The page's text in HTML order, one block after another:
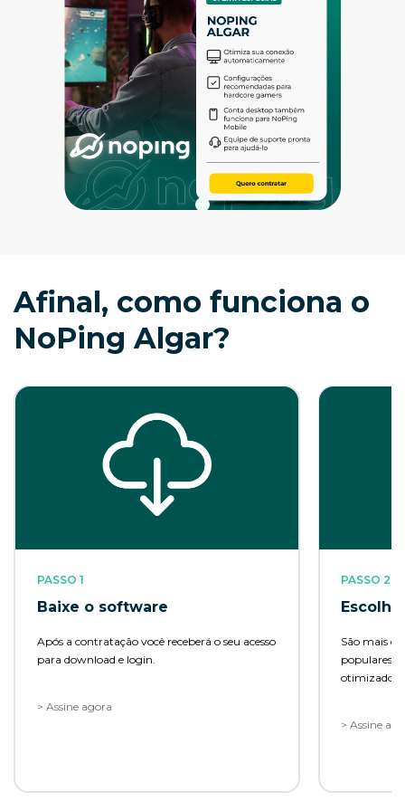
Afinal, como funciona o
NoPing Algar?
PASSO 1
Baixe o software
Após a contratação você receberá o seu acesso
para download e login.
> Assine agora
PASSO 2
São mais
populares
otimizados
> Assine